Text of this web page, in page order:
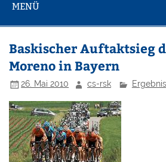
MENÜ
Baskischer Auftaktsieg
Moreno in Bayern
26. Mai 2010 cs-rsk